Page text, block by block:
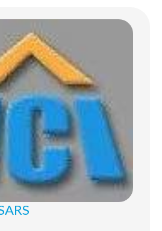
ET PETIT ATELIER